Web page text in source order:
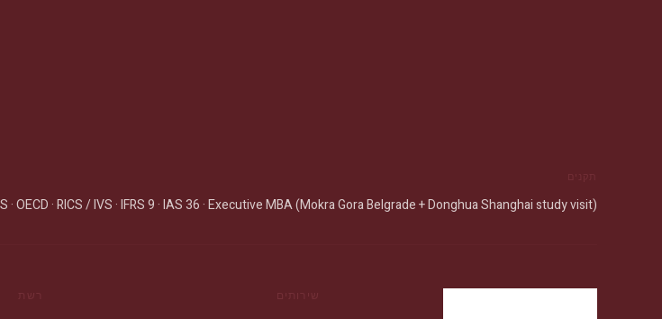
· OECD · RICS / IVS · IFRS 9 · IAS 36 · Executive MBA (Mokra Gora Belgrade + Donghua Shanghai study visit)
שירותים רשת